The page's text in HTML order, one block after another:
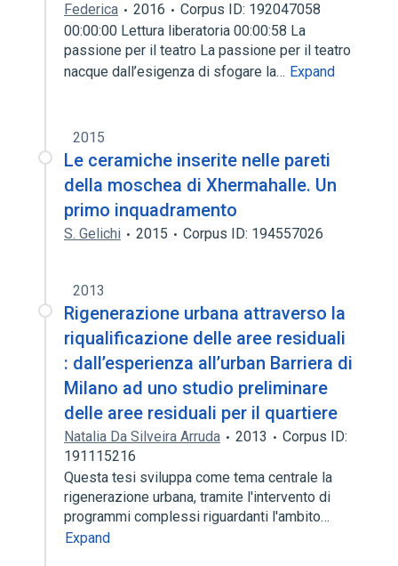
Federica
2016
Corpus ID: 192047058
00:00:00 Lettura liberatoria 00:00:58 La
passione per il teatro La passione per il teatro
nacque dall’esigenza di sfogare la… Expand
2015
Le ceramiche inserite nelle pareti
della moschea di Xhermahalle. Un
primo inquadramento
S. Gelichi 2015 Corpus ID: 194557026
2013
Rigenerazione urbana attraverso la
riqualificazione delle aree residuali
: dall’esperienza all’urban Barriera di
Milano ad uno studio preliminare
delle aree residuali per il quartiere
Natalia Da Silveira Arruda 2013
Corpus ID:
191115216
Questa tesi sviluppa come tema centrale la
rigenerazione urbana, tramite l'intervento di
programmi complessi riguardanti l'ambito…
Expand